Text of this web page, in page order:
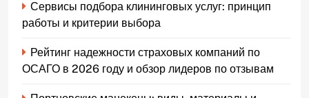
Сервисы подбора клининговых услуг: принцип
работы и критерии выбора
Рейтинг надежности страховых компаний по
ОСАГО в 2026 году и обзор лидеров по отзывам